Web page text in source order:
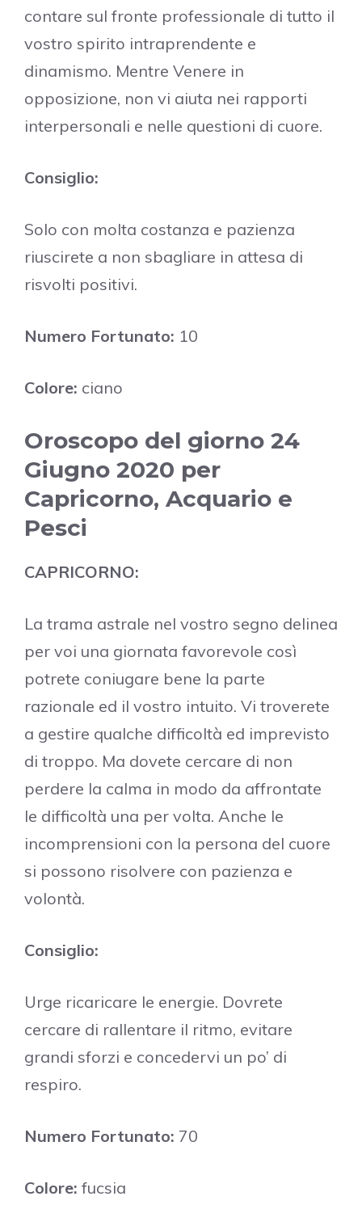
contare sul fronte professionale di tutto il
vostro spirito intraprendente e
dinamismo. Mentre Venere in
opposizione, non vi aiuta nei rapporti
interpersonali e nelle questioni di cuore.
Consiglio:
Solo con molta costanza e pazienza
riuscirete a non sbagliare in attesa di
risvolti positivi.
Numero Fortunato: 10
Colore: ciano
Oroscopo del giorno 24
Giugno 2020 per
Capricorno, Acquario e
Pesci
CAPRICORNO:
La trama astrale nel vostro segno delinea
per voi una giornata favorevole così
potrete coniugare bene la parte
razionale ed il vostro intuito. Vi troverete
a gestire qualche difficoltà ed imprevisto
di troppo. Ma dovete cercare di non
perdere la calma in modo da affrontate
le difficoltà una per volta. Anche le
incomprensioni con la persona del cuore
si possono risolvere con pazienza e
volontà.
Consiglio:
Urge ricaricare le energie. Dovrete
cercare di rallentare il ritmo, evitare
grandi sforzi e concedervi un po’ di
respiro.
Numero Fortunato: 70
Colore: fucsia